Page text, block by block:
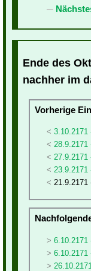
Ende des
nachher im
Vorherige
3.10.2171
28.9.2171
27.9.2171
23.9.2171
21.9.2171
6.10.2171
6.10.2171